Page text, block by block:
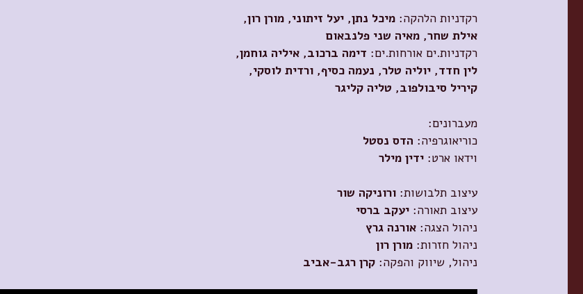
רקדניות הלהקה: מיכל נתן, יעל זיתוני, מורן רון,
אילת שחר, מאיה שני פלנבאום
רקדניות.ים אורחות.ים: דימה ברכוב, איליה גוחמן,
לין חדד, יוליה טלר, נעמה כסיף, ורדית לוסקי,
קיריל סיבולפוב, טליה קליגר
מעברונים:
כוריאוגרפיה: הדס נסטל
וידאו ארט: ידין מילר
עיצוב תלבושות: ורוניקה שור
עיצוב תאורה: יעקב ברסי
ניהול הצגה: אורנה גרץ
ניהול חזרות: מורן רון
ניהול, שיווק והפקה: קרן רגב-אביב